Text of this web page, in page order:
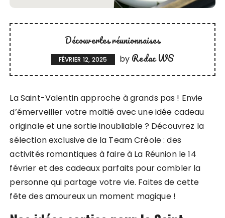
Découvertes réunionnaises
FÉVRIER 12, 2025 by Redac WS
La Saint-Valentin approche à grands pas ! Envie
d’émerveiller votre moitié avec une idée cadeau
originale et une sortie inoubliable ? Découvrez la
sélection exclusive de la Team Créole : des
activités romantiques à faire à La Réunion le 14
février et des cadeaux parfaits pour combler la
personne qui partage votre vie. Faites de cette
fête des amoureux un moment magique !